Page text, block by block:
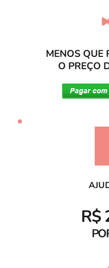
MENOS QUE
O PREÇO
R$